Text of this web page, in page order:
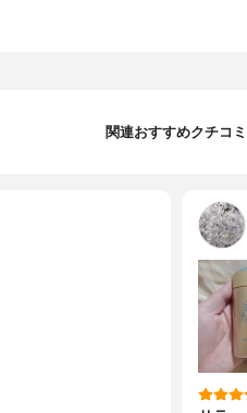
関連おすすめクチコミ